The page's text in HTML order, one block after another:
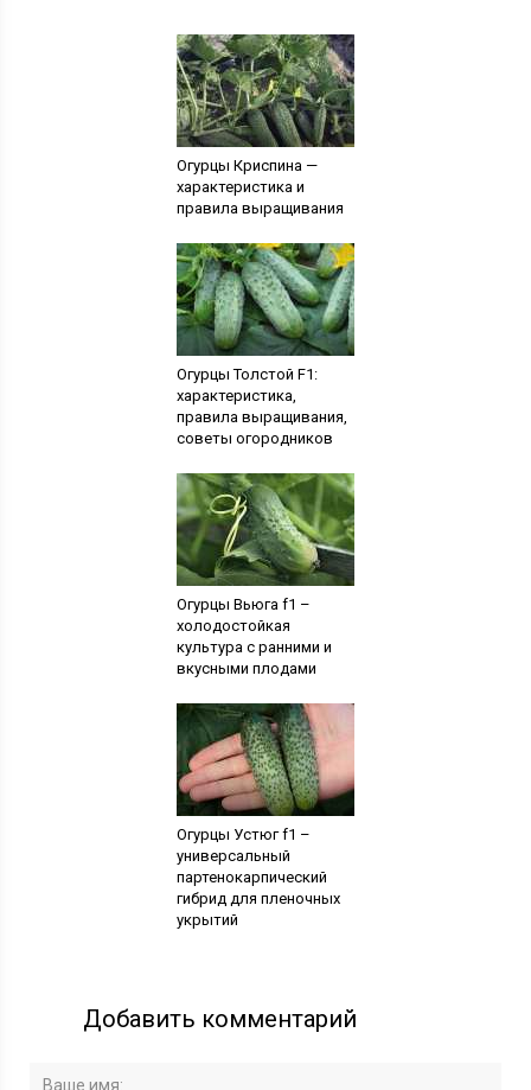
Огурцы Криспина —
характеристика и
правила выращивания
Огурцы Толстой F1:
характеристика,
правила выращивания,
советы огородников
Огурцы Вьюга f1 –
холодостойкая
культура с ранними и
вкусными плодами
Огурцы Устюг f1 –
универсальный
партенокарпический
гибрид для пленочных
укрытий
Добавить комментарий